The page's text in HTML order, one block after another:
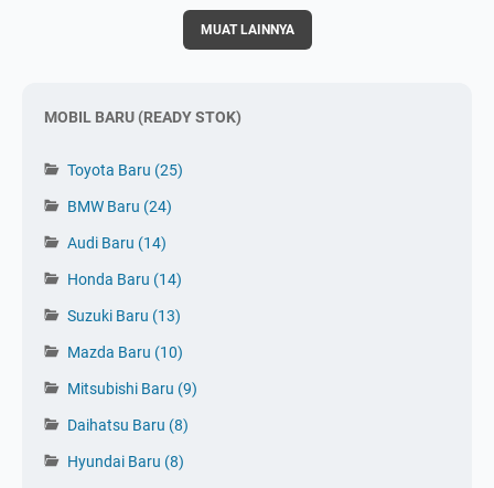
MUAT LAINNYA
MOBIL BARU (READY STOK)
Toyota Baru (25)
BMW Baru (24)
Audi Baru (14)
Honda Baru (14)
Suzuki Baru (13)
Mazda Baru (10)
Mitsubishi Baru (9)
Daihatsu Baru (8)
Hyundai Baru (8)